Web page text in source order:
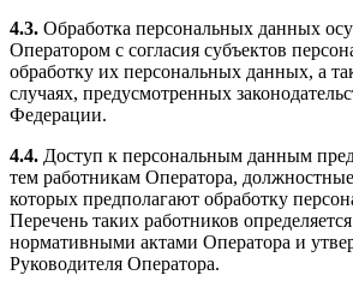
4.3. Обработка персональных данных
Оператором с согласия субъектов
обработку их персональных данных, а
случаях, предусмотренных
Федерации.
4.4. Доступ к персональным данным
тем работникам Оператора,
которых предполагают обработку
Перечень таких работников
нормативными актами Оператора и
Руководителя Оператора.